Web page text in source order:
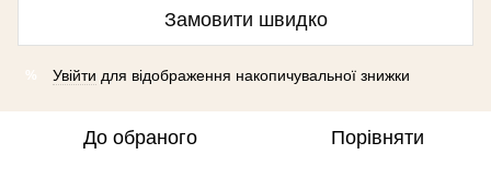
Замовити швидко
% Увійти для відображення накопичувальної знижки
До обраного Порівняти